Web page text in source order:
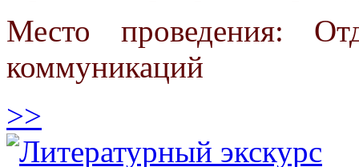
Место проведения:
коммуникаций
>>